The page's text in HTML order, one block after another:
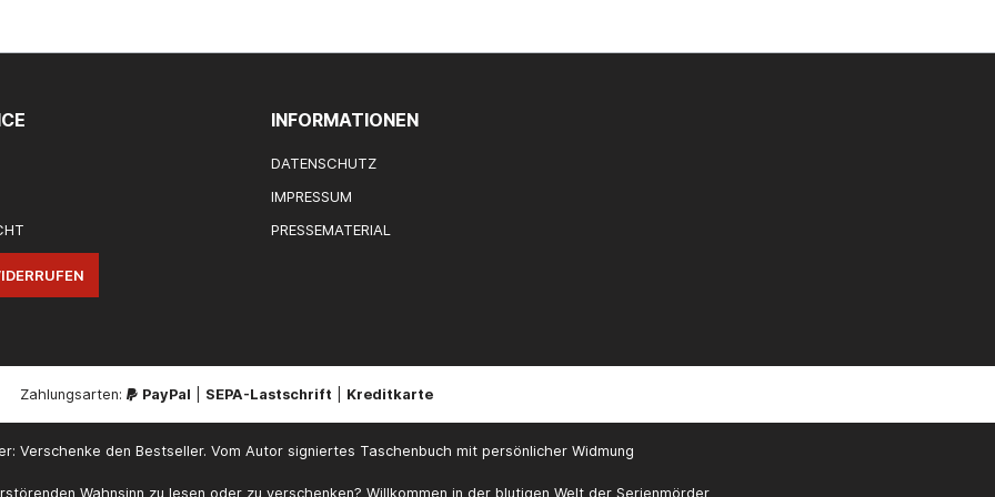
Jason sich zu dem
Landon diese Gefühle
alles daran, Jason auf
– und er weiß, dass es
den Abgrund zieht, wenn
INFORMATIONEN
DATENSCHUTZ
IMPRESSUM
PRESSEMATERIAL
Zahlungsarten: PayPal SEPA-Lastschrift Kreditkarte
Verschenke den Bestseller. Vom Autor signiertes Taschenbuch mit persönlicher Widmung
Wahnsinn zu lesen oder zu verschenken? Willkommen in der blutigen Welt der Serienmörder